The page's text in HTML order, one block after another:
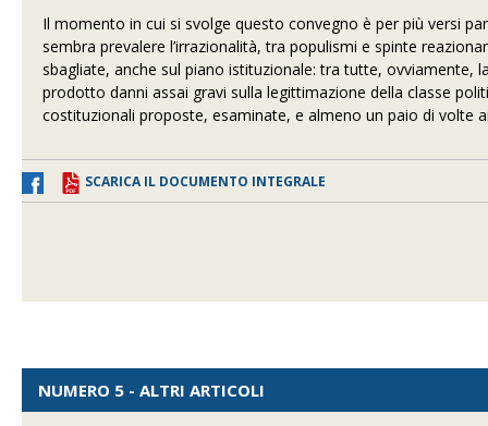
Il momento in cui si svolge questo convegno è per più versi
sembra prevalere l’irrazionalità, tra populismi e spinte
sbagliate, anche sul piano istituzionale: tra tutte, ovviamente,
prodotto danni assai gravi sulla legittimazione della classe
costituzionali proposte, esaminate, e almeno un paio di volte
SCARICA IL DOCUMENTO INTEGRALE
NUMERO 5 - ALTRI ARTICOLI